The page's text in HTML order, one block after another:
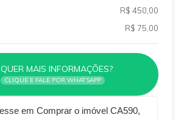
R$ 450,00
R$ 75,00
QUER MAIS INFORMAÇÕES?
CLIQUE E FALE POR WHATSAPP